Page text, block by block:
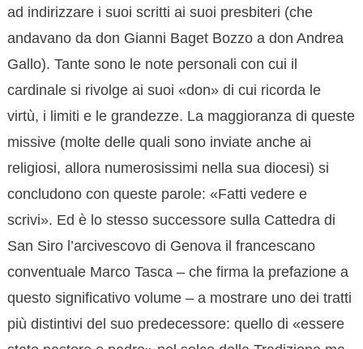
ad indirizzare i suoi scritti ai suoi presbiteri (che
andavano da don Gianni Baget Bozzo a don Andrea
Gallo). Tante sono le note personali con cui il
cardinale si rivolge ai suoi «don» di cui ricorda le
virtù, i limiti e le grandezze. La maggioranza di queste
missive (molte delle quali sono inviate anche ai
religiosi, allora numerosissimi nella sua diocesi) si
concludono con queste parole: «Fatti vedere e
scrivi». Ed è lo stesso successore sulla Cattedra di
San Siro l’arcivescovo di Genova il francescano
conventuale Marco Tasca – che firma la prefazione a
questo significativo volume – a mostrare uno dei tratti
più distintivi del suo predecessore: quello di «essere